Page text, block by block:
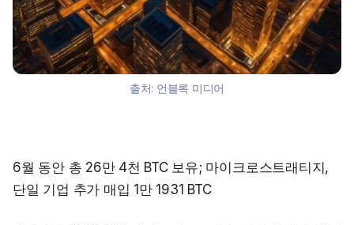
출처: 언블록 미디어
6월 동안 총 26만 4천 BTC 보유; 마이크로스트래티지,
단일 기업 추가 매입 1만 1931 BTC